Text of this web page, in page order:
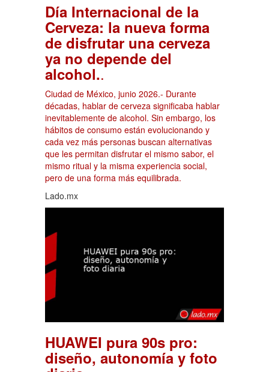
Día Internacional de la
Cerveza: la nueva forma
de disfrutar una cerveza
ya no depende del
alcohol..
Ciudad de México, junio 2026.- Durante
décadas, hablar de cerveza significaba hablar
inevitablemente de alcohol. Sin embargo, los
hábitos de consumo están evolucionando y
cada vez más personas buscan alternativas
que les permitan disfrutar el mismo sabor, el
mismo ritual y la misma experiencia social,
pero de una forma más equilibrada.
Lado.mx
HUAWEI pura 90s pro:
diseño, autonomía y foto